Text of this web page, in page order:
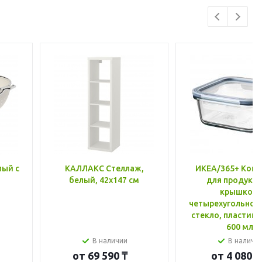
с
КАЛЛАКС Стеллаж,
белый, 42x147 см
В наличии
от 69 590 ₸
ИКЕА/365+
для
крышкой,
стекло, пластик
600 мл
В
от 4 080 ₸